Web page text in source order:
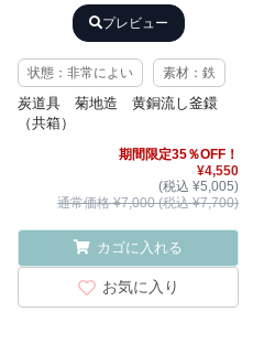
プレビュー
状態：非常によい 素材：鉄
炭道具 菊地造 黄銅流し釜鐶
（共箱）
期間限定35％OFF！
¥4,550
(税込 ¥5,005)
通常価格 ¥7,000 (税込 ¥7,700)
カゴに入れる
お気に入り